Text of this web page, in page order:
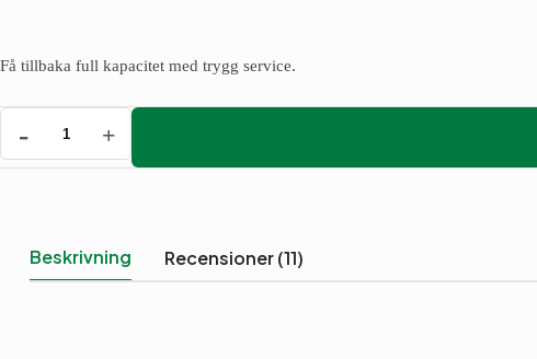
799 kr.
599 kr.
Få tillbaka full kapacitet med trygg service.
iPhone
14
batteriBeskrivning Recensioner (11)